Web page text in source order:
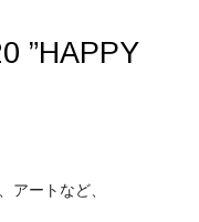
”HAPPY
アートなど、